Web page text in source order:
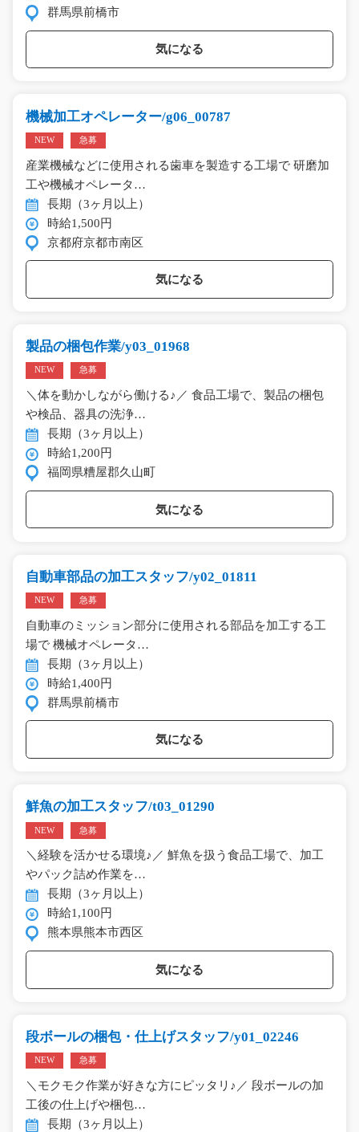
群馬県前橋市
気になる
機械加工オペレーター/g06_00787
NEW 急募
産業機械などに使用される歯車を製造する工場で 研磨加
工や機械オペレータ…
長期（3ヶ月以上）
時給1,500円
京都府京都市南区
気になる
製品の梱包作業/y03_01968
NEW 急募
＼体を動かしながら働ける♪／ 食品工場で、製品の梱包
や検品、器具の洗浄…
長期（3ヶ月以上）
時給1,200円
福岡県糟屋郡久山町
気になる
自動車部品の加工スタッフ/y02_01811
NEW 急募
自動車のミッション部分に使用される部品を加工する工
場で 機械オペレータ…
長期（3ヶ月以上）
時給1,400円
群馬県前橋市
気になる
鮮魚の加工スタッフ/t03_01290
NEW 急募
＼経験を活かせる環境♪／ 鮮魚を扱う食品工場で、加工
やパック詰め作業を…
長期（3ヶ月以上）
時給1,100円
熊本県熊本市西区
気になる
段ボールの梱包・仕上げスタッフ/y01_02246
NEW 急募
＼モクモク作業が好きな方にピッタリ♪／ 段ボールの加
工後の仕上げや梱包…
長期（3ヶ月以上）